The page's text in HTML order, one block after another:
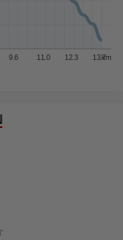
9.6 11.0 12.3 13.7km